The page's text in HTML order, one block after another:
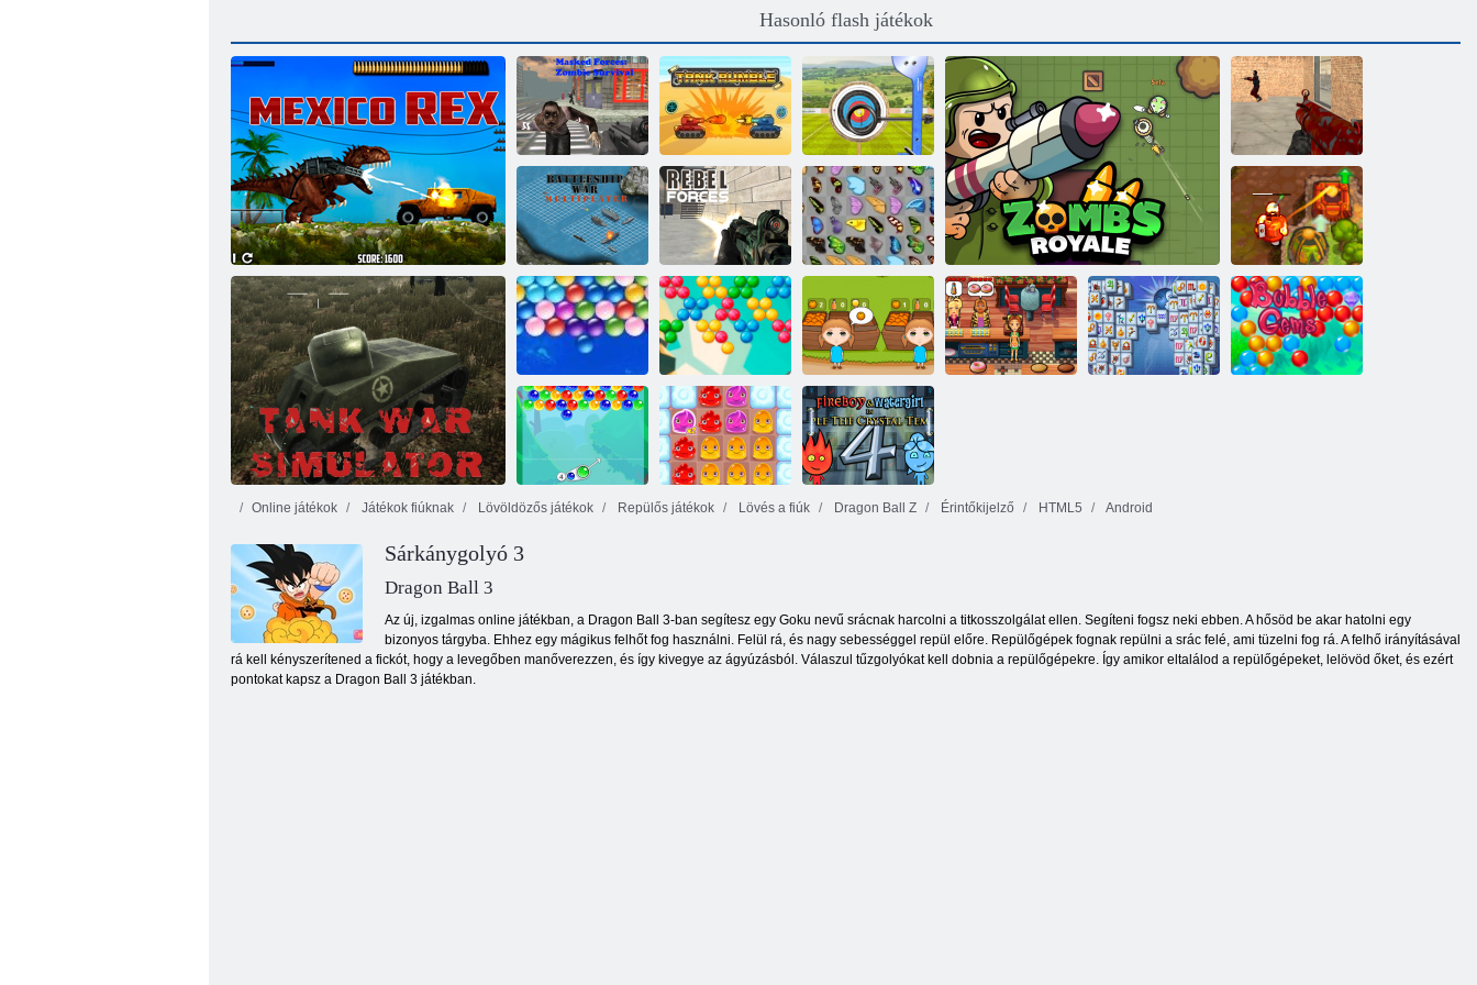
Hasonló flash játékok
Mexikó Rex
Álarcos erők:
zombi túlélés
Tank Dübörgés
Íjászat világtúra
- íj és nyíl lövés
Őrült lövészek
Csatahajó
háború
multiplayer
Lázadó erők
Tank háború szimulátor
Kyodai pillangó Átkozott kincs 2
Végtelen
Bubbles
Bubble Shooter
Végtelen
Narancssárga
tanya
Online játékok Játékok fiúknak Lövöldözős játékok Repülős játékok Lövés a fiúk Dragon Ball Z Érintőkijelző HTML5 Android
Sárkánygolyó 3
Dragon Ball 3
Az új, izgalmas online játékban, a Dragon Ball 3-ban segítesz egy Goku nevű srácnak harcolni a titkosszolgálat ellen. Segíteni fogsz neki ebben. A hősöd be akar hatolni egy
bizonyos tárgyba. Ehhez egy mágikus felhőt fog használni. Felül rá, és nagy sebességgel repül előre. Repülőgépek fognak repülni a srác felé, ami tüzelni fog rá. A felhő irányításával
rá kell kényszerítened a fickót, hogy a levegőben manőverezzen, és így kivegye az ágyúzásból. Válaszul tűzgolyókat kell dobnia a repülőgépekre. Így amikor eltalálod a repülőgépeket, lelövöd őket, és ezért
pontokat kapsz a Dragon Ball 3 játékban.